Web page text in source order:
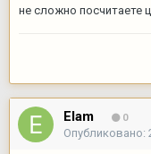
не сложно посчитаете
Elam 0
Опубликовано: